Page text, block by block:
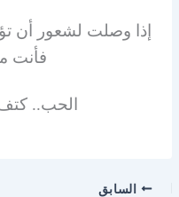
إذا وصلت لشعور أن
فأنت
الحب..
السابق